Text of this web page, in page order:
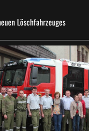
Löschfahrzeuges